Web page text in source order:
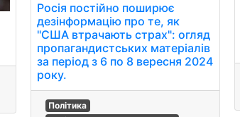
Росія постійно поширює
дезінформацію про те, як
"США втрачають страх": огляд
пропагандистських матеріалів
за період з 6 по 8 вересня 2024
року.
Політика